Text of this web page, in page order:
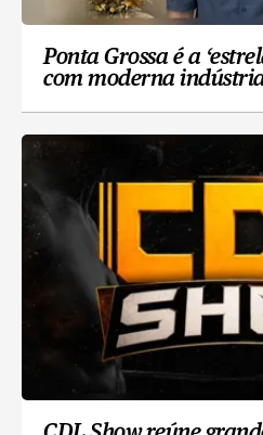
Ponta Grossa é a
com moderna